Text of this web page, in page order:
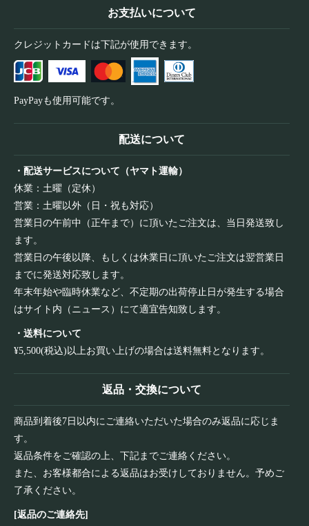
お支払いについて
クレジットカードは下記が使用できます。
PayPayも使用可能です。
配送について
・配送サービスについて（ヤマト運輸）
休業：土曜（定休）
営業：土曜以外（日・祝も対応）
営業日の午前中（正午まで）に頂いたご注文は、当日発送致し
ます。
営業日の午後以降、もしくは休業日に頂いたご注文は翌営業日
までに発送対応致します。
年末年始や臨時休業など、不定期の出荷停止日が発生する場合
はサイト内（ニュース）にて適宜告知致します。
・送料について
¥5,500(税込)以上お買い上げの場合は送料無料となります。
返品・交換について
商品到着後7日以内にご連絡いただいた場合のみ返品に応じま
す。
返品条件をご確認の上、下記までご連絡ください。
また、お客様都合による返品はお受けしておりません。予めご
了承ください。
[返品のご連絡先]